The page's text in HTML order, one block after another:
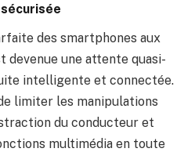
des smartphones aux
devenue une attente quasi-
intelligente et connectée.
limiter les manipulations
du conducteur et
multimédia en toute